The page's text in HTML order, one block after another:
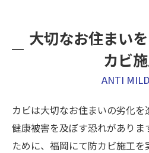
大切なお住まい
カビ
ANTI
カビは大切なお住まいの劣化
健康被害を及ぼす恐れがありま
ために、福岡にて防カビ施工